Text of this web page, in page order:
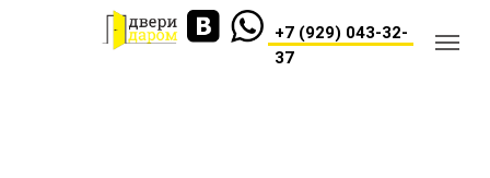
+7 (929) 043-32-
37